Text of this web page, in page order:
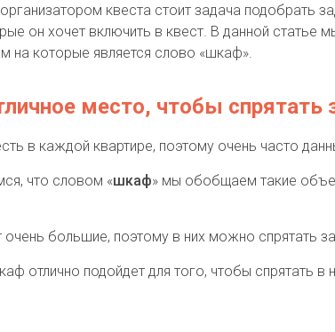
квеста стоит задача подобрать
он хочет включить в квест. В данной статье
на которые является слово «шкаф».
место, чтобы спрятать
в каждой квартире, поэтому очень часто
что словом «шкаф» мы обобщаем такие
большие, поэтому в них можно спрятать
отлично подойдет для того, чтобы спрятать